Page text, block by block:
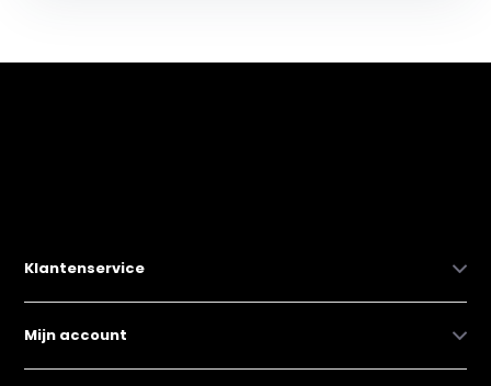
Klantenservice
Mijn account